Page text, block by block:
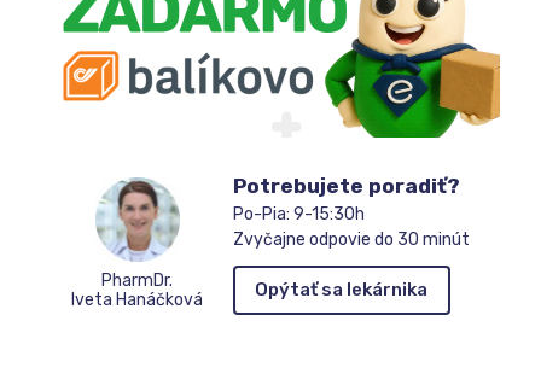
PharmDr.
Iveta Hanáčková
Potrebujete poradiť?
Po-Pia: 9-15:30h
Zvyčajne odpovie do 30 minút
Opýtať sa lekárnika